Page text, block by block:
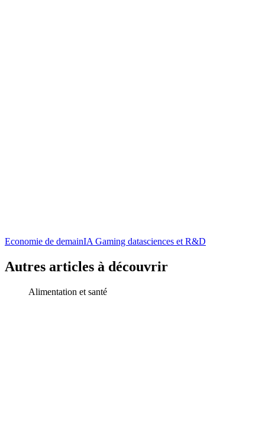
Economie de demainIA Gaming datasciences et R&D
Autres articles à découvrir
Alimentation et santé